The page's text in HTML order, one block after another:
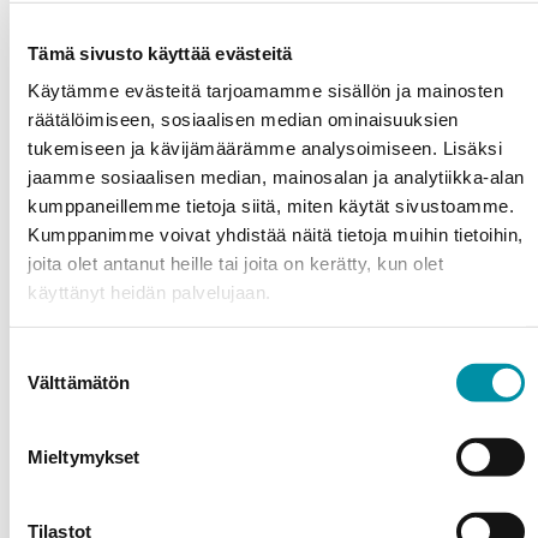
Tämä sivusto käyttää evästeitä
Käytämme evästeitä tarjoamamme sisällön ja mainosten
räätälöimiseen, sosiaalisen median ominaisuuksien
tukemiseen ja kävijämäärämme analysoimiseen. Lisäksi
jaamme sosiaalisen median, mainosalan ja analytiikka-alan
kumppaneillemme tietoja siitä, miten käytät sivustoamme.
Kumppanimme voivat yhdistää näitä tietoja muihin tietoihin,
joita olet antanut heille tai joita on kerätty, kun olet
käyttänyt heidän palvelujaan.
valinta
Välttämätön
Mieltymykset
Tilastot
Byggnadsår:
Byggentreprenör: Varte Oy
Metallbyggare: Steel-Prisma Metallit Oy
tillverkar hållbara aluminiumlösningar för industri och